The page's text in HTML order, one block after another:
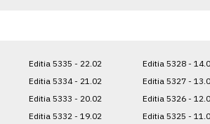
Editia 5335 - 22.02
Editia 5334 - 21.02
Editia 5333 - 20.02
Editia 5332 - 19.02
Editia 5328 -
Editia 5327 -
Editia 5326 -
Editia 5325 -